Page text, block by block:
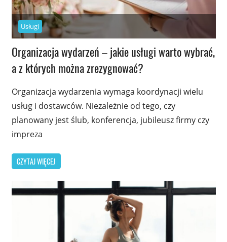
Usługi
Organizacja wydarzeń – jakie usługi warto wybrać,
a z których można zrezygnować?
Organizacja wydarzenia wymaga koordynacji wielu
usług i dostawców. Niezależnie od tego, czy
planowany jest ślub, konferencja, jubileusz firmy czy
impreza
CZYTAJ WIĘCEJ